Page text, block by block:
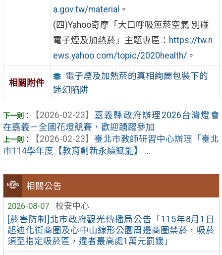
相關公告
2026-08-07
校安中心
[菸害防制]北市政府觀光傳播局公告「115年8月1日
起迪化街商圈及心中山線形公園周邊商圈禁菸，吸菸
須至指定吸菸區，違者最高處1萬元罰鍰」
a.gov.tw/material 。
(四)Yahoo奇摩「大口呼吸無菸空氣 別碰
電子煙及加熱菸」主題專區： https://tw.n
ews.yahoo.com/topic/2020health/。
相關附件
電子煙及加熱菸的真相絢麗包裝下的
迷幻陷阱
【2026-02-23】
嘉義縣政府辦理2026台灣燈會
在嘉義－全國花燈競賽，歡迎踴躍參加
【2026-02-23】 臺北市教師研習中心辦理「臺北
市114學年度【教育創新永續賦能】 ...